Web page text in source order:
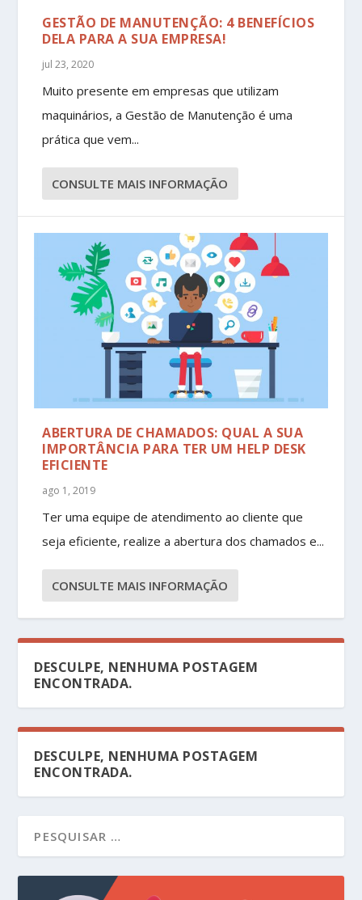
GESTÃO DE MANUTENÇÃO: 4 BENEFÍCIOS
DELA PARA A SUA EMPRESA!
jul 23, 2020
Muito presente em empresas que utilizam
maquinários, a Gestão de Manutenção é uma
prática que vem...
CONSULTE MAIS INFORMAÇÃO
ABERTURA DE CHAMADOS: QUAL A SUA
IMPORTÂNCIA PARA TER UM HELP DESK
EFICIENTE
ago 1, 2019
Ter uma equipe de atendimento ao cliente que
seja eficiente, realize a abertura dos chamados e...
CONSULTE MAIS INFORMAÇÃO
DESCULPE, NENHUMA POSTAGEM
ENCONTRADA.
DESCULPE, NENHUMA POSTAGEM
ENCONTRADA.